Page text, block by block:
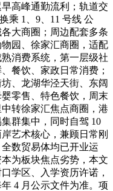
高峰通勤流利；轨道交
乘 1、9、11 号线 公
大商圈；周边配套多条
园、徐家汇商圈，适配
消费系统，第一层级社
餐饮、家政日常消费；
、龙湖华泾天街、东阔
零售、特色餐饮，周末
转徐家汇焦点商圈，港
群集中，同时自驾 10
艺术核心，兼顾日常刚
数贸易体均已开业运
为板块焦点劣势，本文
学区、入学资历许诺，
4 月公示文件为准。项